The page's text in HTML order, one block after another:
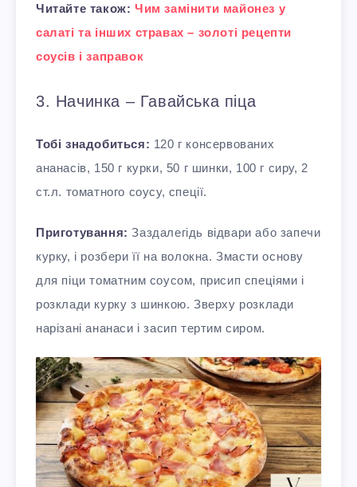
Читайте також: Чим замінити майонез у
салаті та інших стравах – золоті рецепти
соусів і заправок
3. Начинка – Гавайська піца
Тобі знадобиться: 120 г консервованих
ананасів, 150 г курки, 50 г шинки, 100 г сиру, 2
ст.л. томатного соусу, спеції.
Приготування: Заздалегідь відвари або запечи
курку, і розбери її на волокна. Змасти основу
для піци томатним соусом, присип спеціями і
розклади курку з шинкою. Зверху розклади
нарізані ананаси і засип тертим сиром.